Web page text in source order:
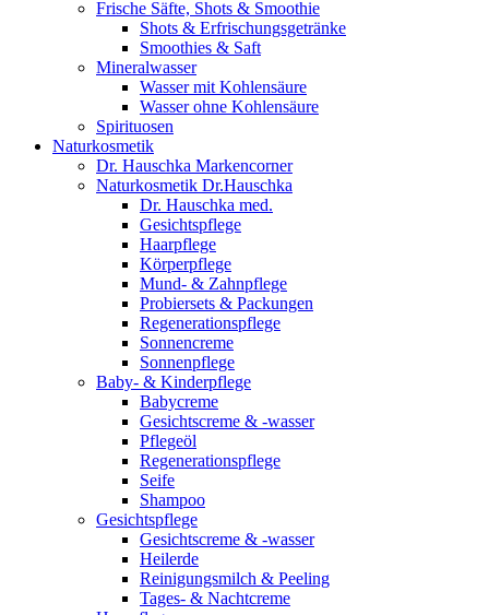
Frische Säfte, Shots & Smoothie
Shots & Erfrischungsgetränke
Smoothies & Saft
Mineralwasser
Wasser mit Kohlensäure
Wasser ohne Kohlensäure
Spirituosen
Naturkosmetik
Dr. Hauschka Markencorner
Naturkosmetik Dr.Hauschka
Dr. Hauschka med.
Gesichtspflege
Haarpflege
Körperpflege
Mund- & Zahnpflege
Probiersets & Packungen
Regenerationspflege
Sonnencreme
Sonnenpflege
Baby- & Kinderpflege
Babycreme
Gesichtscreme & -wasser
Pflegeöl
Regenerationspflege
Seife
Shampoo
Gesichtspflege
Gesichtscreme & -wasser
Heilerde
Reinigungsmilch & Peeling
Tages- & Nachtcreme